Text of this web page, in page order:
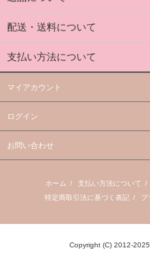
配送・送料について
支払い方法について
マイアカウント
ログイン
お問い合わせ
ホーム / 支払い方法について /
特定商取引法に基づく表記 / プ
Copyright (C) 2012-